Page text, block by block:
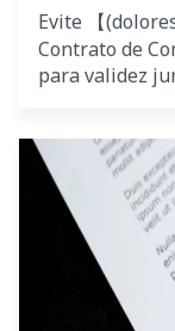
Evite 【
Contrato de
para validez